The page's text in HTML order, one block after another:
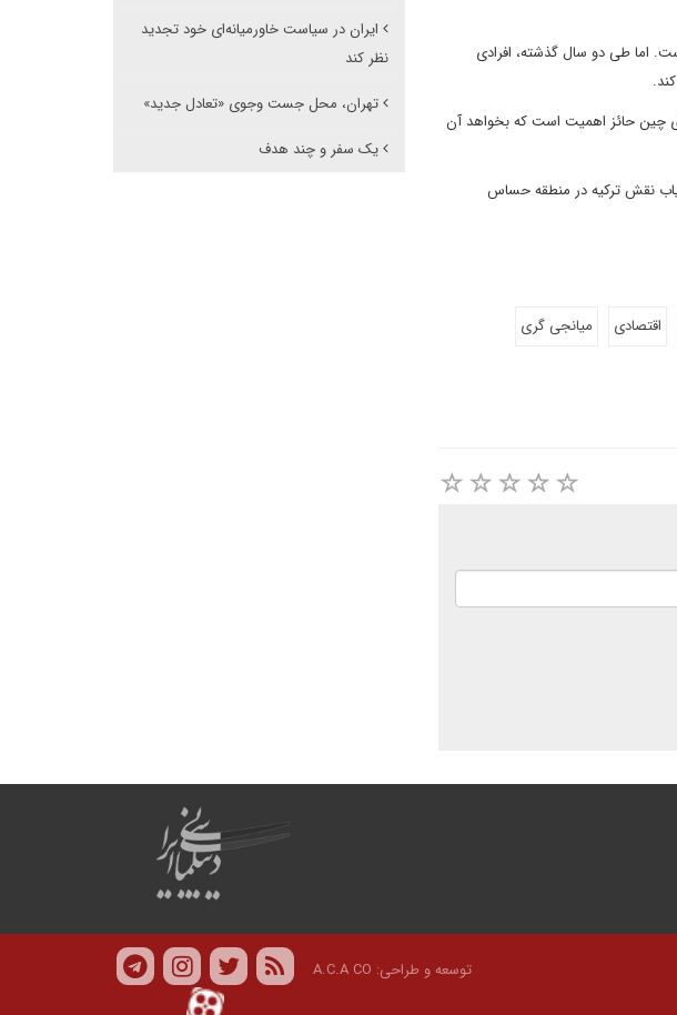
اما طی دو سال گذشته، افرادی
چین حائز اهمیت است که بخواهد آن
نقش ترکیه در منطقه حساس
اقتصادی
میانجی گری
ایران در سیاست خاورمیانه‌ای خود تجدید
نظر کند
تهران، محل جست وجوی «تعادل جدید»
یک سفر و چند هدف
توسعه و طراحی: A.C.A CO